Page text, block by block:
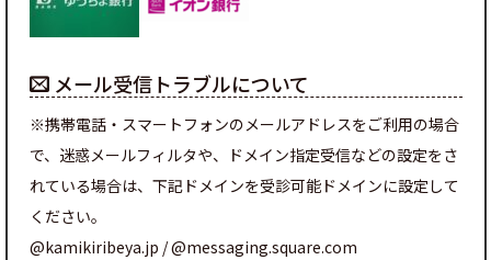
メール受信トラブルについて
※携帯電話・スマートフォンのメールアドレスをご利用の場合
で、迷惑メールフィルタや、ドメイン指定受信などの設定をさ
れている場合は、下記ドメインを受診可能ドメインに設定して
ください。
@kamikiribeya.jp / @messaging.square.com